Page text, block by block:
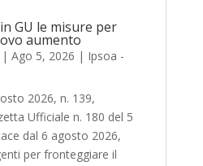
GU le misure per
aumento
| Ago 5, 2026 | Ipsoa -
2026, n. 139,
Ufficiale n. 180 del 5
dal 6 agosto 2026,
per fronteggiare il